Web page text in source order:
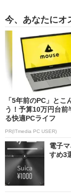
今、あなたにオ
「5年前のPC」とこ
う！予算10万円台前
る快適PCライフ
PR(ITmedia PC USER)
電子
すめ3